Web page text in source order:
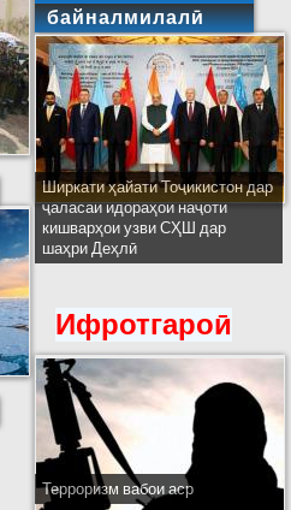
байналмилалӣ
Ширкати ҳайати Тоҷикистон дар
ҷаласаи идораҳои наҷоти
кишварҳои узви СҲШ дар
шаҳри Деҳлӣ
Ифротгароӣ
Терроризм вабои аср